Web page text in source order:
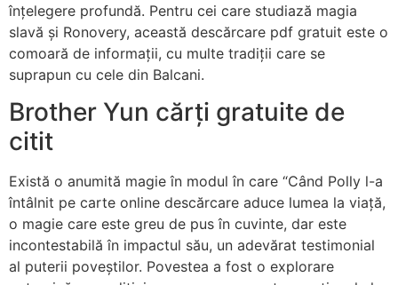
înțelegere profundă. Pentru cei care studiază magia
slavă și Ronovery, această descărcare pdf gratuit este o
comoară de informații, cu multe tradiții care se
suprapun cu cele din Balcani.
Brother Yun cărți gratuite de
citit
Există o anumită magie în modul în care “Când Polly l-a
întâlnit pe carte online descărcare aduce lumea la viață,
o magie care este greu de pus în cuvinte, dar este
incontestabilă în impactul său, un adevărat testimonial
al puterii poveștilor. Povestea a fost o explorare